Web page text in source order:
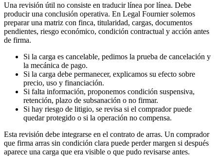
Una revisión útil no consiste en traducir línea por línea. Debe
producir una conclusión operativa. En Legal Fournier solemos
preparar una matriz con finca, titularidad, cargas, documentos
pendientes, riesgo económico, condición contractual y acción antes
de firma.
Si la carga es cancelable, pedimos la prueba de cancelación y
la mecánica de pago.
Si la carga debe permanecer, explicamos su efecto sobre
precio, uso y financiación.
Si falta información, proponemos condición suspensiva,
retención, plazo de subsanación o no firmar.
Si hay riesgo de litigio, se revisa si el comprador puede
quedar protegido o si la operación no compensa.
Esta revisión debe integrarse en el contrato de arras. Un comprador
que firma arras sin condición clara puede perder margen si después
aparece una carga que era visible o que pudo revisarse antes.